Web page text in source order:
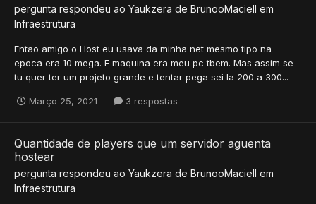
pergunta respondeu ao Yaukzera de BrunooMaciell em
Infraestrutura
Entao amigo o Host eu usava da minha net mesmo tipo na
epoca era 10 mega. E maquina era meu pc tbem. Mas assim se
tu quer ter um projeto grande e tentar pega sei la 200 a 300...
Março 25, 2021 3 respostas
Quantidade de players que um servidor aguenta
hostear
pergunta respondeu ao Yaukzera de BrunooMaciell em
Infraestrutura